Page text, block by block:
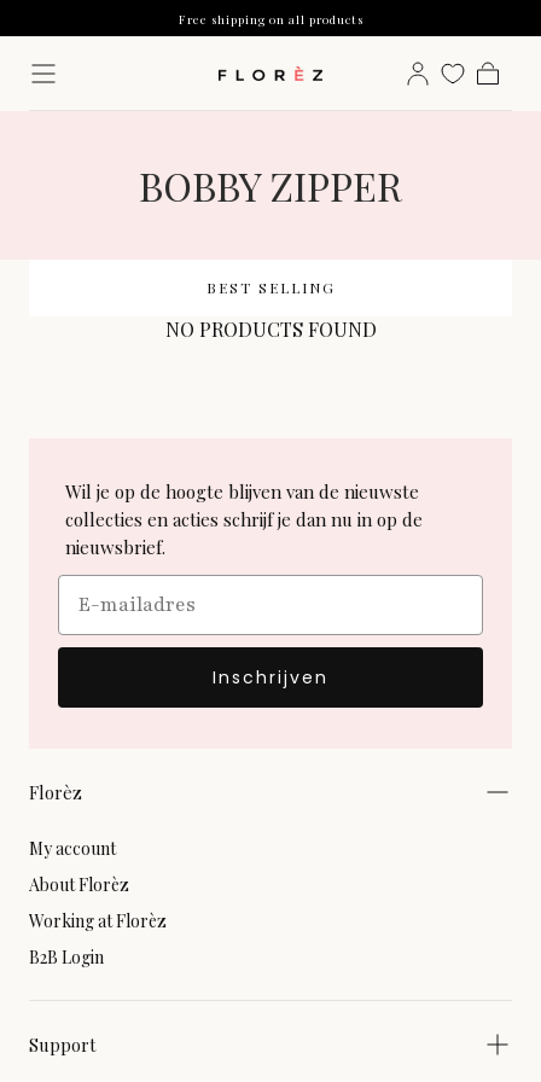
Free shipping on all products
Betaal achteraf met Klarna
COLLECTION:
BOBBY ZIPPER
BEST SELLING
NO PRODUCTS FOUND
Wil je op de hoogte blijven van de nieuwste
collecties en acties schrijf je dan nu in op de
nieuwsbrief.
Email
Inschrijven
Florèz
My account
About Florèz
Working at Florèz
B2B Login
Support